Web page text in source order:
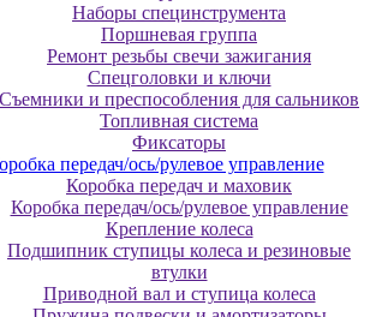
Наборы специнструмента
Поршневая группа
Ремонт резьбы свечи зажигания
Спецголовки и ключи
Съемники и преспособления для сальников
Топливная система
Фиксаторы
передач/ось/рулевое управление
Коробка передач и маховик
Коробка передач/ось/рулевое управление
Крепление колеса
Подшипник ступицы колеса и резиновые
втулки
Приводной вал и ступица колеса